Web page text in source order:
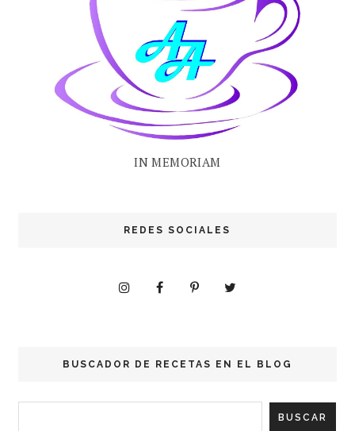
IN MEMORIAM
REDES SOCIALES
BUSCADOR DE RECETAS EN EL BLOG